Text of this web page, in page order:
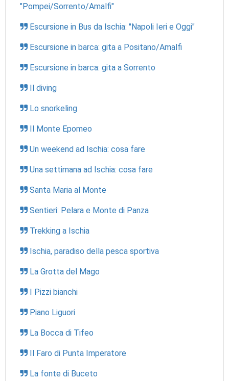
"Pompei/Sorrento/Amalfi"
Escursione in Bus da Ischia: "Napoli Ieri e Oggi"
Escursione in barca: gita a Positano/Amalfi
Escursione in barca: gita a Sorrento
Il diving
Lo snorkeling
Il Monte Epomeo
Un weekend ad Ischia: cosa fare
Una settimana ad Ischia: cosa fare
Santa Maria al Monte
Sentieri: Pelara e Monte di Panza
Trekking a Ischia
Ischia, paradiso della pesca sportiva
La Grotta del Mago
I Pizzi bianchi
Piano Liguori
La Bocca di Tifeo
Il Faro di Punta Imperatore
La fonte di Buceto